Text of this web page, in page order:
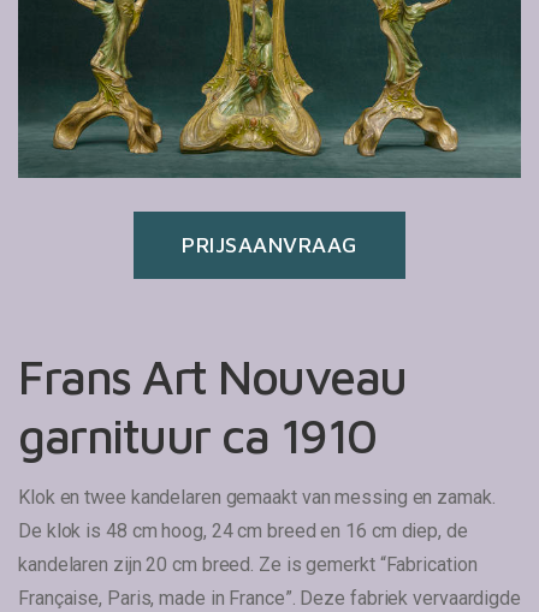
PRIJSAANVRAAG
Frans Art Nouveau
garnituur ca 1910
Klok en twee kandelaren gemaakt van messing en zamak.
De klok is 48 cm hoog, 24 cm breed en 16 cm diep, de
kandelaren zijn 20 cm breed. Ze is gemerkt “Fabrication
Française, Paris, made in France”. Deze fabriek vervaardigde